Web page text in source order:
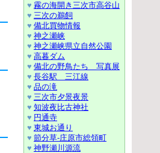
♥ 霧の海開き三次市高谷山
♥ 三次の鵜飼
♥ 備北買物情報
♥ 神之瀬峡
♥ 神之瀬峡県立自然公園
♥ 高暮ダム
♥ 備北の野鳥たち 写真展
♥ 長谷駅 三江線
♥ 品の滝
♥ 三次市夕景夜景
♥ 知波夜比古神社
♥ 円通寺
♥ 東城お通り
♥ 節分草-庄原市総領町
♥ 神野瀬川源流